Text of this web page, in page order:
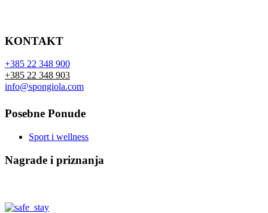
KONTAKT
+385 22 348 900
+385 22 348 903
info@spongiola.com
Posebne Ponude
Sport i wellness
Nagrade i priznanja